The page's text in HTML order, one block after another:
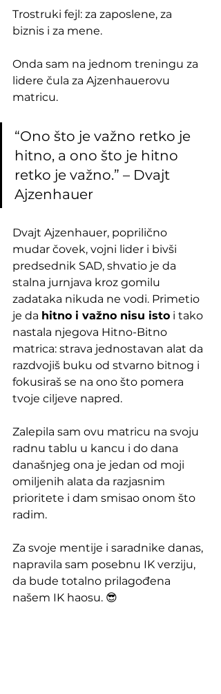
Trostruki fejl: za zaposlene, za
biznis i za mene.
Onda sam na jednom treningu za
lidere čula za Ajzenhauerovu
matricu.
“Ono što je važno retko je
hitno, a ono što je hitno
retko je važno.” – Dvajt
Ajzenhauer
Dvajt Ajzenhauer, poprilično
mudar čovek, vojni lider i bivši
predsednik SAD, shvatio je da
stalna jurnjava kroz gomilu
zadataka nikuda ne vodi. Primetio
je da hitno i važno nisu isto i tako
nastala njegova Hitno-Bitno
matrica: strava jednostavan alat da
razdvojiš buku od stvarno bitnog i
fokusiraš se na ono što pomera
tvoje ciljeve napred.
Zalepila sam ovu matricu na svoju
radnu tablu u kancu i do dana
današnjeg ona je jedan od moji
omiljenih alata da razjasnim
prioritete i dam smisao onom što
radim.
Za svoje mentije i saradnike danas,
napravila sam posebnu IK verziju,
da bude totalno prilagođena
našem IK haosu. 😎